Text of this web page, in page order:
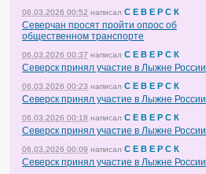
06.03.2026 00:52 написал С Е В Е Р С К
Северчан просят пройти опрос об
общественном транспорте
06.03.2026 00:37 написал С Е В Е Р С К
Северск принял участие в Лыжне России
06.03.2026 00:23 написал С Е В Е Р С К
Северск принял участие в Лыжне России
06.03.2026 00:18 написал С Е В Е Р С К
Северск принял участие в Лыжне России
06.03.2026 00:09 написал С Е В Е Р С К
Северск принял участие в Лыжне России